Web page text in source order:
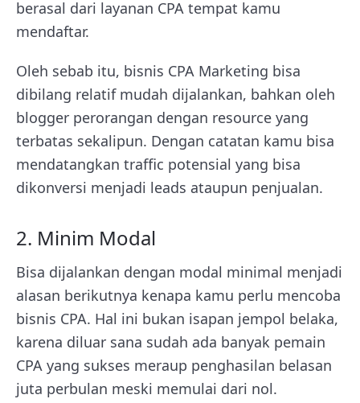
berasal dari layanan CPA tempat kamu
mendaftar.
Oleh sebab itu, bisnis CPA Marketing bisa
dibilang relatif mudah dijalankan, bahkan oleh
blogger perorangan dengan resource yang
terbatas sekalipun. Dengan catatan kamu bisa
mendatangkan traffic potensial yang bisa
dikonversi menjadi leads ataupun penjualan.
2. Minim Modal
Bisa dijalankan dengan modal minimal menjadi
alasan berikutnya kenapa kamu perlu mencoba
bisnis CPA. Hal ini bukan isapan jempol belaka,
karena diluar sana sudah ada banyak pemain
CPA yang sukses meraup penghasilan belasan
juta perbulan meski memulai dari nol.